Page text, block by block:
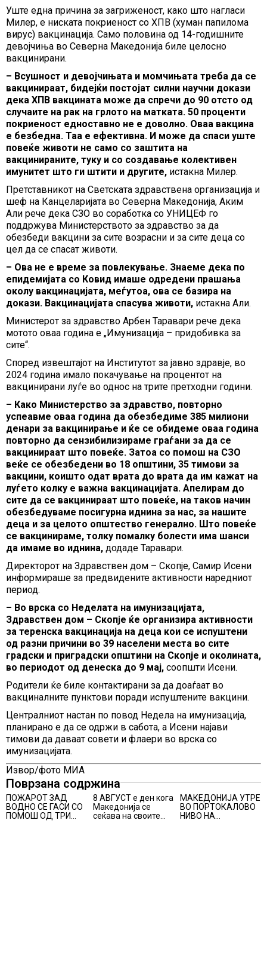
Уште една причина за загриженост, како што нагласи
Милер, е ниската покриеност со ХПВ (хуман папилома
вирус) вакцинација. Само половина од 14-годишните
девојчиња во Северна Македонија биле целосно
вакцинирани.
– Всушност и девојчињата и момчињата треба да се
вакцинираат, бидејќи постојат силни научни докази
дека ХПВ вакцината може да спречи до 90 отсто од
случаите на рак на грлото на матката. 50 проценти
покриеност едноставно не е доволно. Оваа вакцина
е безбедна. Таа е ефективна. И може да спаси уште
повеќе животи не само со заштита на
вакцинираните, туку и со создавање колективен
имунитет што ги штити и другите, истакна Милер.
Претставникот на Светската здравствена организација и
шеф на Канцеларијата во Северна Македонија, Аким
Али рече дека СЗО во соработка со УНИЦЕФ го
поддржува Министерството за здравство за да
обезбеди вакцини за сите возрасни и за сите деца со
цел да се спасат животи.
– Ова не е време за повлекување. Знаеме дека по
епидемијата со Ковид имаше одредени прашања
околу вакцинацијата, меѓутоа, ова се базира на
докази. Вакцинацијата спасува животи, истакна Али.
Министерот за здравство Арбен Таравари рече дека
мотото оваа година е „Имунизација – придобивка за
сите“.
Според извештајот на Институтот за јавно здравје, во
2024 година имало покачување на процентот на
вакцинирани луѓе во однос на трите претходни години.
– Како Министерство за здравство, повторно
успеавме оваа година да обезбедиме 385 милиони
денари за вакцинирање и ќе се обидеме оваа година
повторно да сензибилизираме граѓани за да се
вакцинираат што повеќе. Затоа со помош на СЗО
веќе се обезбедени во 18 општини, 35 тимови за
вакцини, коишто одат врата до врата да им кажат на
луѓето колку е важна вакцинацијата. Апелирам до
сите да се вакцинираат што повеќе, на таков начин
обезбедуваме посигурна иднина за нас, за нашите
деца и за целото општество генерално. Што повеќе
се вакцинираме, толку помалку болести има шанси
да имаме во иднина, додаде Таравари.
Директорот на Здравствен дом – Скопје, Самир Исени
информираше за предвидените активности наредниот
период.
– Во врска со Неделата на имунизацијата,
Здравствен дом – Скопје ќе организира активности
за теренска вакцинација на деца кои се испуштени
од разни причини во 39 населени места во сите
градски и приградски општини на Скопје и околината,
во периодот од денеска до 9 мај, соопшти Исени.
Родители ќе биле контактирани за да доаѓаат во
вакциналните пунктови поради испуштените вакцини.
Централниот настан по повод Недела на имунизација,
планирано е да се одржи в сабота, а Исени најави
тимови да даваат совети и флаери во врска со
имунизацијата.
Извор/фото МИА
Поврзана содржина
ПОЖАРОТ ЗАД
ВОДНО СЕ ГАСИ СО
ПОМОШ ОД ТРИ
8 АВГУСТ е ден кога
Македонија се
сеќава на своите
МАКЕДОНИЈА УТРЕ
ВО ПОРТОКАЛОВО
НИВО НА